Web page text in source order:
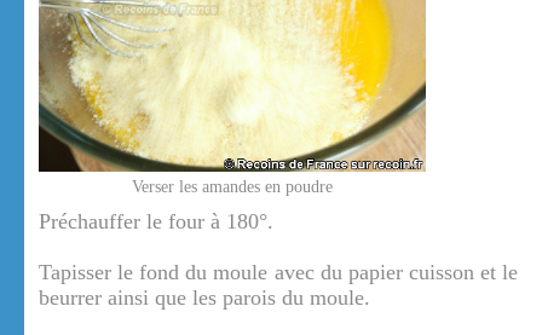
Verser les amandes en poudre
Préchauffer le four à 180°.
Tapisser le fond du moule avec du papier cuisson et le
beurrer ainsi que les parois du moule.